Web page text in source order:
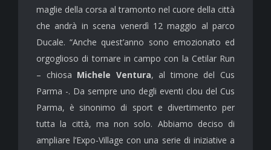
maglie della corsa al tramonto nel cuore della città
che andrà in scena venerdì 12 maggio al parco
Ducale. “Anche quest’anno sono emozionato ed
orgoglioso di tornare in campo con la Cetilar Run
– chiosa Michele Ventura, al timone del Cus
Parma -. Da sempre uno degli eventi clou del Cus
Parma, è sinonimo di sport e divertimento per
tutta la città, ma non solo. Abbiamo deciso di
ampliare l’Expo-Village con una serie di iniziative a